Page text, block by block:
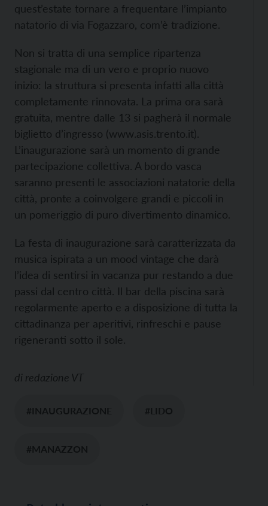
quest’estate tornare a frequentare l’impianto
natatorio di via Fogazzaro, com’è tradizione.
Non si tratta di una semplice ripartenza
stagionale ma di un vero e proprio nuovo
inizio: la struttura si presenta infatti alla città
completamente rinnovata. La prima ora sarà
gratuita, mentre dalle 13 si pagherà il normale
biglietto d’ingresso (www.asis.trento.it).
L’inaugurazione sarà un momento di grande
partecipazione collettiva. A bordo vasca
saranno presenti le associazioni natatorie della
città, pronte a coinvolgere grandi e piccoli in
un pomeriggio di puro divertimento dinamico.
La festa di inaugurazione sarà caratterizzata da
musica ispirata a un mood vintage che darà
l’idea di sentirsi in vacanza pur restando a due
passi dal centro città. Il bar della piscina sarà
regolarmente aperto e a disposizione di tutta la
cittadinanza per aperitivi, rinfreschi e pause
rigeneranti sotto il sole.
di redazione VT
#INAUGURAZIONE #LIDO
#MANAZZON